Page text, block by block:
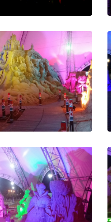
в Казани
в парке Кырлай
г. Казань
освещение
аттракционов
освещение
автоматически на
и постоянно меняет
картины с помощью
системы
управления